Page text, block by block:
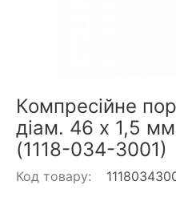
Компресійне
діам. 46 х 1,5
(1118-034-3001)
Код товару: